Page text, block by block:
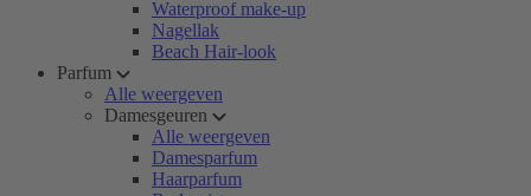
Waterproof make-up
Nagellak
Beach Hair-look
Parfum
Alle weergeven
Damesgeuren
Alle weergeven
Damesparfum
Haarparfum